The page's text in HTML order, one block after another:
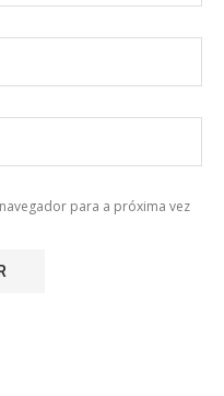
para a próxima vez